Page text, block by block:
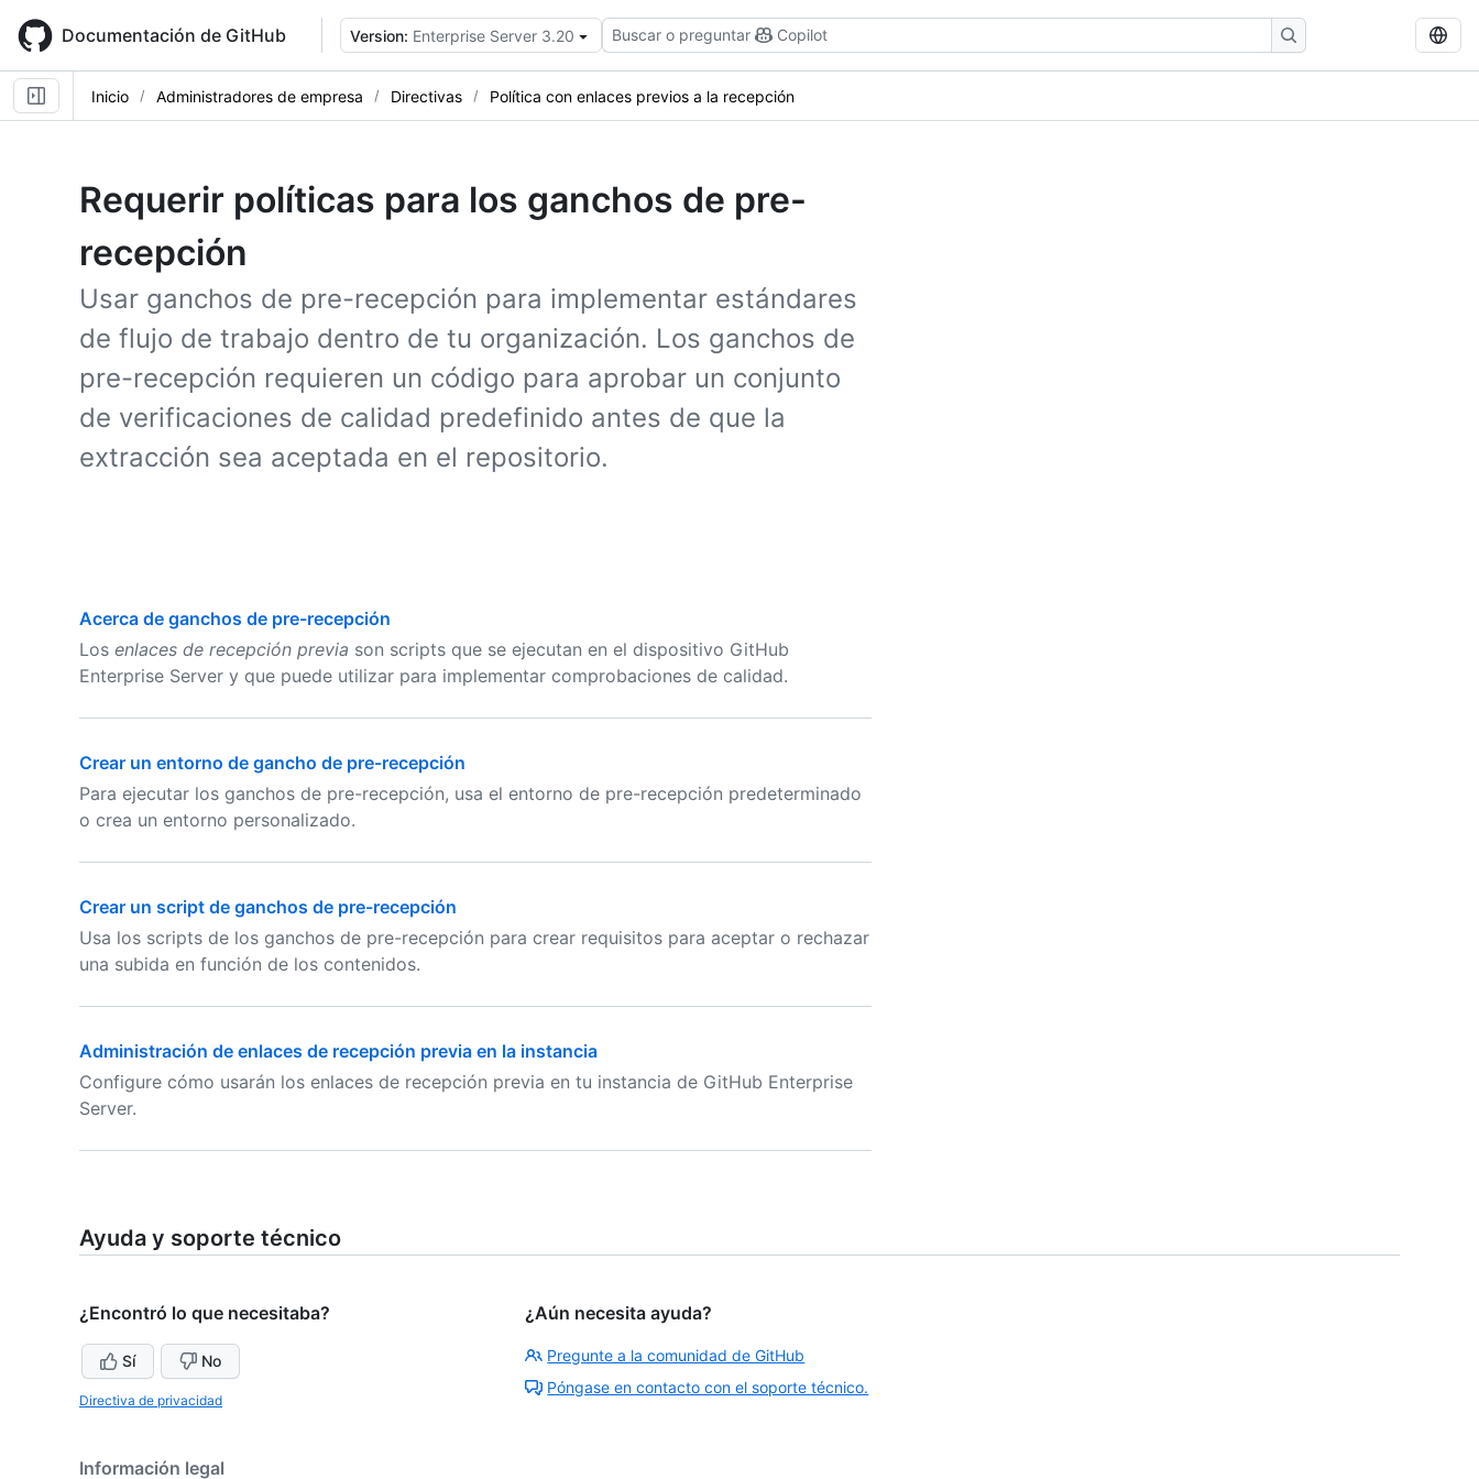
main
content
Documentación de GitHub Version: Enterprise Server 3.20 Buscar o preguntar Copilot
Inicio Administradores de empresa Directivas Política con enlaces previos a la recepción
Requerir políticas para los ganchos de pre-
recepción
Usar ganchos de pre-recepción para implementar estándares
de flujo de trabajo dentro de tu organización. Los ganchos de
pre-recepción requieren un código para aprobar un conjunto
de verificaciones de calidad predefinido antes de que la
extracción sea aceptada en el repositorio.
Acerca de ganchos de pre-recepción
Los enlaces de recepción previa son scripts que se ejecutan en el dispositivo GitHub
Enterprise Server y que puede utilizar para implementar comprobaciones de calidad.
Crear un entorno de gancho de pre-recepción
Para ejecutar los ganchos de pre-recepción, usa el entorno de pre-recepción predeterminado
o crea un entorno personalizado.
Crear un script de ganchos de pre-recepción
Usa los scripts de los ganchos de pre-recepción para crear requisitos para aceptar o rechazar
una subida en función de los contenidos.
Administración de enlaces de recepción previa en la instancia
Configure cómo usarán los enlaces de recepción previa en tu instancia de GitHub Enterprise
Server.
Ayuda y soporte técnico
¿Encontró lo que necesitaba?
Sí No
Directiva de privacidad
¿Aún necesita ayuda?
Pregunte a la comunidad de GitHub
Póngase en contacto con el soporte técnico.
Información legal